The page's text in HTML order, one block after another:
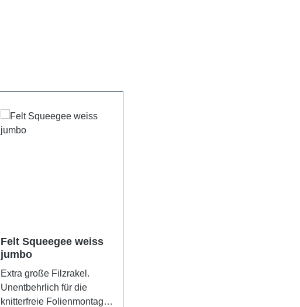
Felt Squeegee weiss
jumbo
Extra große Filzrakel.
Unentbehrlich für die
knitterfreie Folienmontage.